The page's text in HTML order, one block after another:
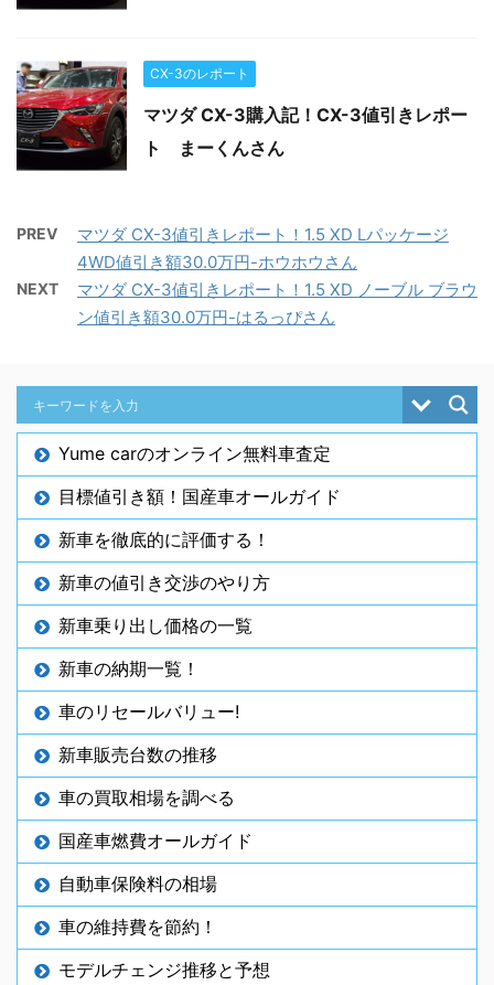
CX-3のレポート
マツダ CX-3購入記！CX-3値引きレポー
ト まーくんさん
PREV
マツダ CX-3値引きレポート！1.5 XD Lパッケージ
4WD値引き額30.0万円-ホウホウさん
NEXT
マツダ CX-3値引きレポート！1.5 XD ノーブル ブラウ
ン値引き額30.0万円-はるっぴさん
Yume carのオンライン無料車査定
目標値引き額！国産車オールガイド
新車を徹底的に評価する！
新車の値引き交渉のやり方
新車乗り出し価格の一覧
新車の納期一覧！
車のリセールバリュー!
新車販売台数の推移
車の買取相場を調べる
国産車燃費オールガイド
自動車保険料の相場
車の維持費を節約！
モデルチェンジ推移と予想